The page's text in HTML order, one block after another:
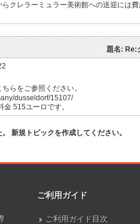
クレラーミュラー美術館への送迎には
題名: Re:
らをご参照ください。
dusseldorf/15107/
515ユーロです。
新規トピックを作成してください。
ご利用ガイド
ご利用ガイド目次